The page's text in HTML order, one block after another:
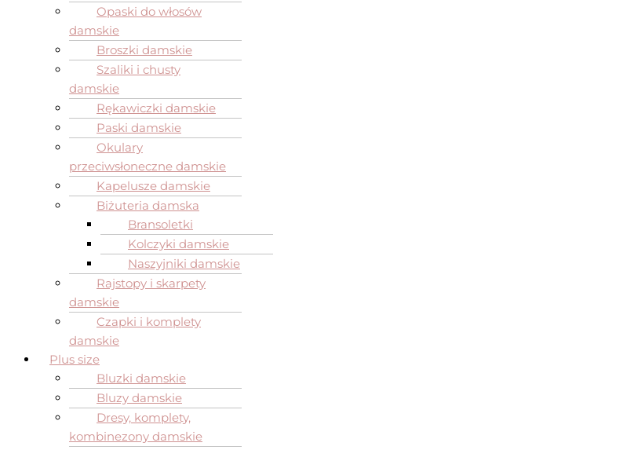
Opaski do włosów
damskie
Broszki damskie
Szaliki i chusty
damskie
Rękawiczki damskie
Paski damskie
Okulary
przeciwsłoneczne damskie
Kapelusze damskie
Biżuteria damska
Bransoletki
Kolczyki damskie
Naszyjniki damskie
Rajstopy i skarpety
damskie
Czapki i komplety
damskie
Plus size
Bluzki damskie
Bluzy damskie
Dresy, komplety,
kombinezony damskie